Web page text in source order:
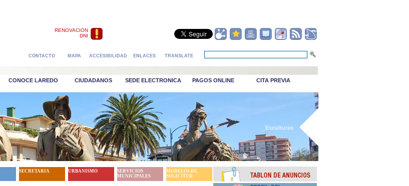
RENOVACION
DNI
CONTACTO MAPA ACCESIBILIDAD ENLACES TRANSLATE
CONOCE LAREDO CIUDADANOS SEDE ELECTRONICA PAGOS ONLINE CITA PREVIA
_Esculturas
SECRETARIA URBANISMO
SERVICIOS
MUNICIPALES
MODELOS DE
SOLICITUD